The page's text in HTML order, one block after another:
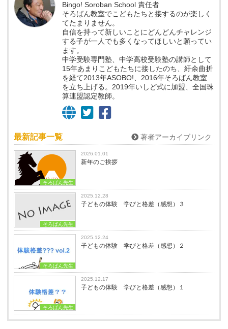
Bingo! Soroban School 責任者
そろばん教室でこどもたちと接するのが楽しく
てたまりません。
自信を持って新しいことにどんどんチャレンジ
する子が一人でも多くなってほしいと願ってい
ます。
中学受験専門塾、中学高校受験塾の講師として
15年あまりこどもたちに接したのち、紆余曲折
を経て2013年ASOBO!、2016年そろばん教室
を立ち上げる。2019年いしど式に加盟、全国珠
算連盟認定教師。
最新記事一覧 著者アーカイブリンク
そろばん先生
2026.01.01
新年のご挨拶
そろばん先生
2025.12.28
子どもの体験 学びと格差（感想）３
そろばん先生
2025.12.24
子どもの体験 学びと格差（感想）２
そろばん先生
2025.12.17
子どもの体験 学びと格差（感想）１